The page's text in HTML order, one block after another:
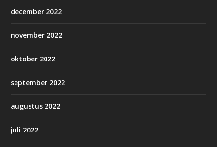
december 2022
november 2022
oktober 2022
september 2022
augustus 2022
juli 2022